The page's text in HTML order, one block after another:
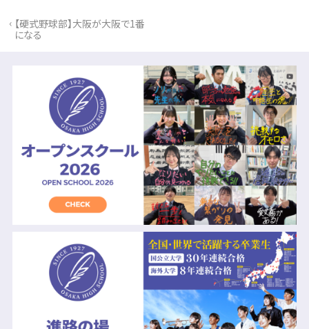
‹ 【硬式野球部】大阪が大阪で1番
になる